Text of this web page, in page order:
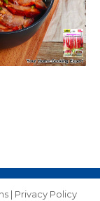
| Privacy Policy